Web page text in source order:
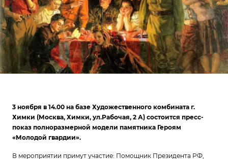
3 ноября в 14.00 на базе Художественного комбината г.
Химки (Москва, Химки, ул.Рабочая, 2 А) состоится пресс-
показ полноразмерной модели памятника Героям
«Молодой гвардии».
В мероприятии примут участие: Помощник Президента РФ,